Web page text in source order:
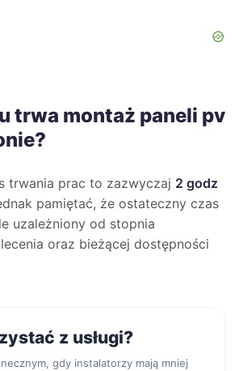
trwa montaż paneli pv
trwania prac to zazwyczaj 2 godz
pamiętać, że ostateczny czas
uzależniony od stopnia
oraz bieżącej dostępności
z usługi?
gdy instalatorzy mają mniej